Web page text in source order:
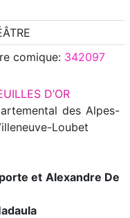
comique: 342097
D’OR
des Alpes-
Loubet
et Alexandre De